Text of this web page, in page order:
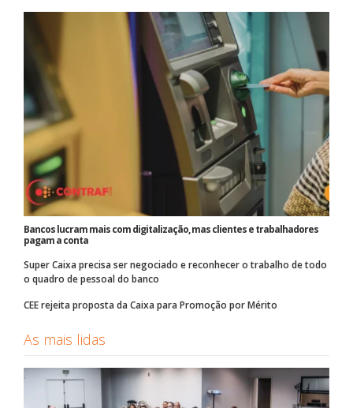
Bancos lucram mais com digitalização, mas clientes e trabalhadores
pagam a conta
Super Caixa precisa ser negociado e reconhecer o trabalho de todo
o quadro de pessoal do banco
CEE rejeita proposta da Caixa para Promoção por Mérito
As mais lidas